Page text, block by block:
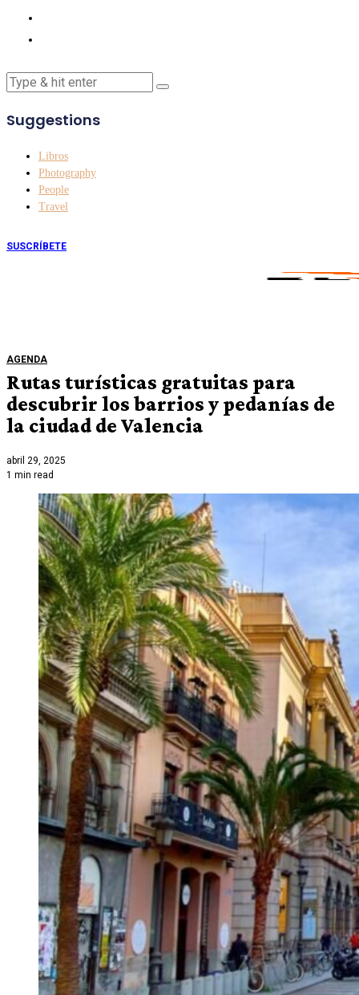
Suggestions
Libros
Photography
People
Travel
SUSCRÍBETE
AGENDA
Rutas turísticas gratuitas para
descubrir los barrios y pedanías de
la ciudad de Valencia
abril 29, 2025
1 min read